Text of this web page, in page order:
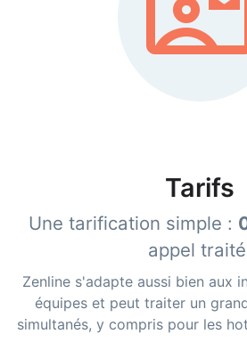
Tarifs
Une tarification simple :
appel
Zenline s'adapte aussi bien aux
équipes et peut traiter un
simultanés, y compris pour les